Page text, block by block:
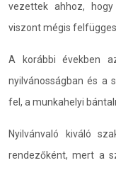
vezettek ahhoz,
viszont mégis
A korábbi években
nyilvánosságban és a
fel, a munkahelyi
Nyilvánvaló kiváló
rendezőként, mert a